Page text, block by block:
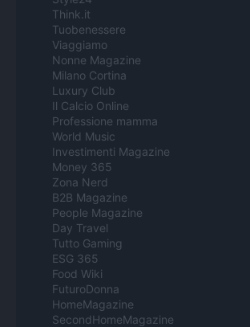
Think.it
Tuobenessere
Viaggiamo
Nonne Magazine
Milano Cortina
Luxury Club
Il Calcio Online
Professione mamma
World Music
Investimenti Magazine
Money 365
Zona Nerd
B2B Magazine
People Magazine
Day Travel
Tutto Gaming
ESG 365
Food Wiki
FuturoDonna
HomeMagazine
SecondHomeMagazine